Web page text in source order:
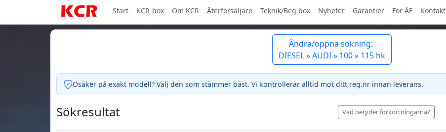
Start KCR-box Om KCR Återförsäljare Teknik/Beg box Nyheter Garantier För ÅF Kontakt
Ändra/öppna sökning:
DIESEL » AUDI » 100 » 115 hk
Osäker på exakt modell? Välj den som stämmer bäst. Vi kontrollerar alltid mot ditt reg.nr innan leverans.
Sökresultat Vad betyder förkortningarna?